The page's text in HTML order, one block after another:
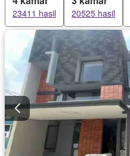
23411 hasil 20525 hasil